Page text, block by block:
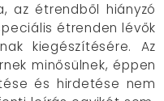
az étrendből hiányzó
étrenden lévők
kiegészítésére. Az
minősülnek, éppen
és hirdetése nem